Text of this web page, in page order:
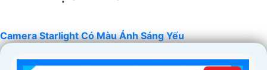
Camera Starlight Có Màu Ánh Sáng Yếu